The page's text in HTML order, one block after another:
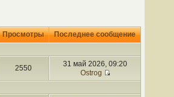
Просмотры Последнее сообщение
2550
31 май 2026, 09:20
Ostrog